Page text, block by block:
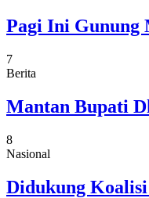
Pagi Ini Gunung
7
Berita
Mantan Bupati
8
Nasional
Didukung